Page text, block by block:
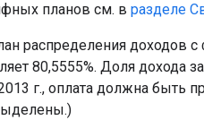
планов см. в разделе
распределения доходов
80,5555%. Доля дохода
г., оплата должна быть